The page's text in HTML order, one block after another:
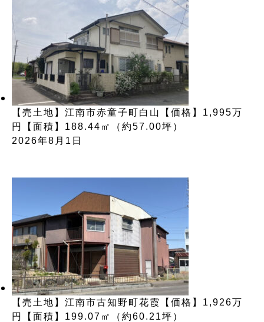
【売土地】江南市赤童子町白山【価格】1,995万
円【面積】188.44㎡（約57.00坪）
2026年8月1日
【売土地】江南市古知野町花霞【価格】1,926万
円【面積】199.07㎡（約60.21坪）